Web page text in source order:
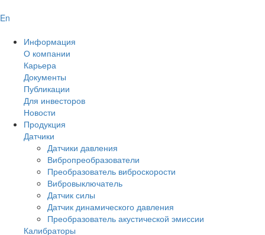
En
Информация
О компании
Карьера
Документы
Публикации
Для инвесторов
Новости
Продукция
Датчики
Датчики давления
Вибропреобразователи
Преобразователь виброскорости
Вибровыключатель
Датчик силы
Датчик динамического давления
Преобразователь акустической эмиссии
Калибраторы